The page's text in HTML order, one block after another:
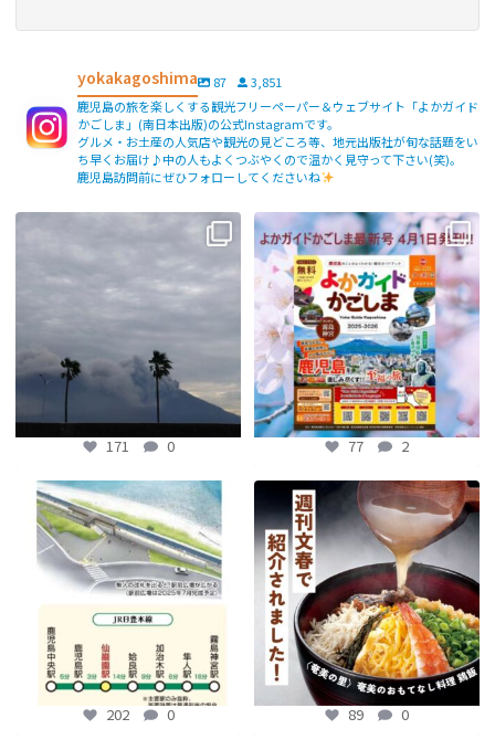
yokakagoshima 87
3,851
鹿児島の旅を楽しくする観光フリーペーパー＆ウェブサイト「よかガイド
かごしま」(南日本出版)の公式Instagramです。
グルメ・お土産の人気店や観光の見どころ等、地元出版社が旬な話題をい
ち早くお届け♪中の人もよくつぶやくので温かく見守って下さい(笑)。
鹿児島訪問前にぜひフォローしてくださいね
【fromよかガイド】〜鹿児島観光の
171 0
よかガイド最新号、ぜひご覧くださ
い
【fromよかガイド】
...
77 2
77 2
【鹿児島観光トピックス】〜鹿児島中
央駅から約8分!! 「仙巌園駅」誕生〜
...
202 0
202 0
【fromよかガイド】～かごかご . jpか
らのお知らせ ～
...
89 0
89 0